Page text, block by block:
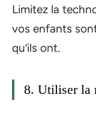
Limitez la
vos enfants
qu’ils ont.
8. Utiliser la